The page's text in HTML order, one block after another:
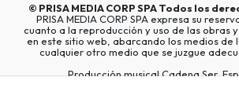
© PRISA MEDIA CORP SPATodos los
PRISA MEDIA CORP SPA expresa su
cuanto a la reproducción y uso de las obras
en este sitio web, abarcando los medios de
cualquier otro medio que se juzgue
Producción musical Cadena Ser,